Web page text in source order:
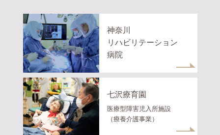
神奈川
リハビリテーション
病院
七沢療育園
医療型障害児入所施設
（療養介護事業）